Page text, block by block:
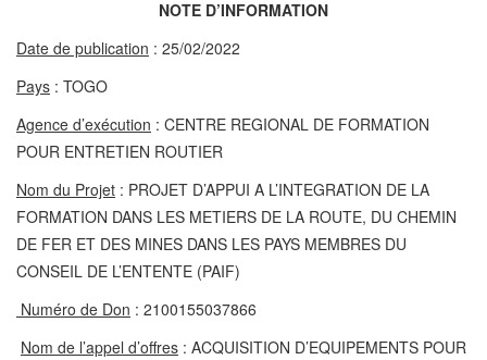
NOTE D’INFORMATION
Date de publication : 25/02/2022
Pays : TOGO
Agence d’exécution : CENTRE REGIONAL DE FORMATION
POUR ENTRETIEN ROUTIER
Nom du Projet : PROJET D’APPUI A L’INTEGRATION DE LA
FORMATION DANS LES METIERS DE LA ROUTE, DU CHEMIN
DE FER ET DES MINES DANS LES PAYS MEMBRES DU
CONSEIL DE L’ENTENTE (PAIF)
Numéro de Don : 2100155037866
Nom de l’appel d’offres : ACQUISITION D’EQUIPEMENTS POUR